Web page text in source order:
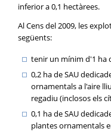
inferior a 0,1 hectàrees.
Al Cens del 2009, les
següents:
tenir un mínim d'1 ha
0,2 ha de SAU
ornamentals a l'aire
regadiu (inclosos els
0,1 ha de SAU
plantes ornamentals